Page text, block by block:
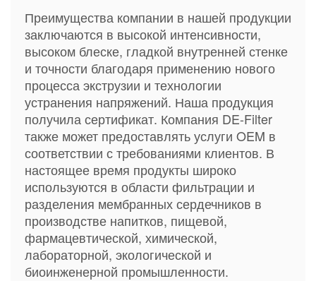
Преимущества компании в нашей продукции
заключаются в высокой интенсивности,
высоком блеске, гладкой внутренней стенке
и точности благодаря применению нового
процесса экструзии и технологии
устранения напряжений. Наша продукция
получила сертификат. Компания DE-Filter
также может предоставлять услуги OEM в
соответствии с требованиями клиентов. В
настоящее время продукты широко
используются в области фильтрации и
разделения мембранных сердечников в
производстве напитков, пищевой,
фармацевтической, химической,
лабораторной, экологической и
биоинженерной промышленности.